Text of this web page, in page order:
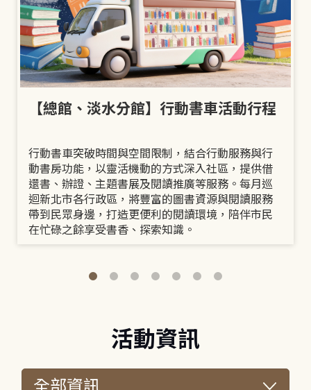
【總館、淡水分館】行動書車活動行程
行動書車突破時間與空間限制，結合行動服務與行
動書房功能，以靈活機動的方式深入社區，提供借
還書、辦證、主題書展及閱讀推廣等服務。每月巡
迴新北市各行政區，將豐富的圖書資源與閱讀服務
帶到民眾身邊，打造更便利的閱讀環境，陪伴市民
在忙碌之餘享受書香、探索知識。
活動資訊